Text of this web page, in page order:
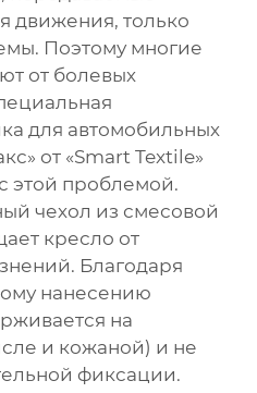
движения, только
Поэтому многие
от болевых
для автомобильных
от «Smart Textile»
этой проблемой.
чехол из смесовой
кресло от
Благодаря
нанесению
на
и кожаной) и не
фиксации.